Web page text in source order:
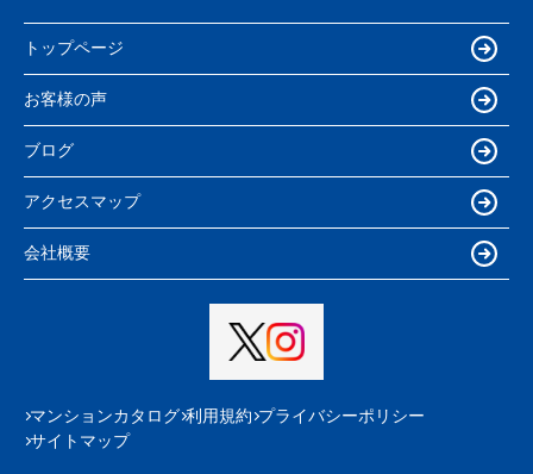
トップページ
お客様の声
ブログ
アクセスマップ
会社概要
マンションカタログ 利用規約 プライバシーポリシー
サイトマップ